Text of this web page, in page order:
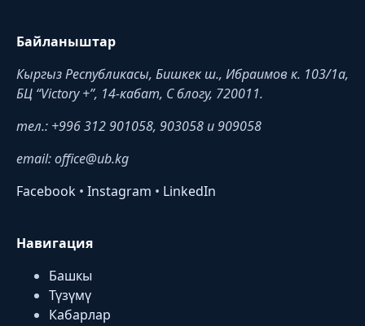
Байланыштар
Кыргыз Республикасы, Бишкек ш., Ибраимов к. 103/1a,
БЦ “Victory +”, 14-кабат, C блогу, 720011.
тел.: +996 312 901058, 903058 и 909058
email: office@ub.kg
Facebook • Instagram • LinkedIn
Навигация
Башкы
Түзүмү
Кабарлар